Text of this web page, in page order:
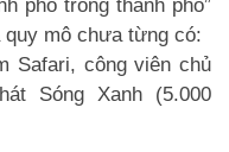
phố trong thành phố”
mô chưa từng có:
Safari, công viên chủ
Sóng Xanh (5.000